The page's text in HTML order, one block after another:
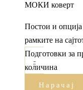
МОКИ коверт
Постои и опција
рамките на
-
Подготовки за
количина
Нарачај